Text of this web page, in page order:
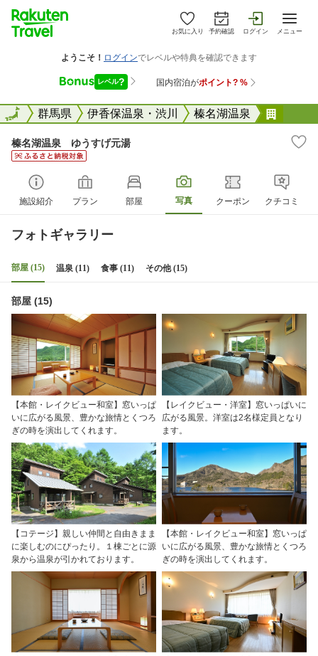
お気に入り 予約確認 ログイン メニュー
全国群馬県 伊香保温泉・渋川 榛名湖温泉
全国
榛名湖温泉 ゆうすげ元湯
施設紹介 プラン 部屋 写真 クーポン クチコミ
フォトギャラリー
部屋 (15) 温泉 (11) 食事 (11) その他 (15)
部屋 (15)
【本館・レイクビュー和室】窓いっぱ
いに広がる風景、豊かな旅情とくつろ
ぎの時を演出してくれます。
【レイクビュー・洋室】窓いっぱいに
広がる風景。洋室は2名様定員となり
ます。
【コテージ】親しい仲間と自由きまま
に楽しむのにぴったり。１棟ごとに源
泉から温泉が引かれております。
【本館・レイクビュー和室】窓いっぱ
いに広がる風景、豊かな旅情とくつろ
ぎの時を演出してくれます。